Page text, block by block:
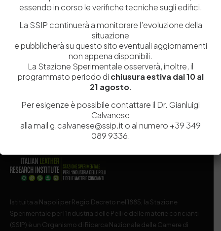
Salva il mio nome, email e sito web in questo browser per la
prossima volta che commento.
Post Comment
Istituita a Napoli per Regio Decreto nel 1885, la Stazione
Sperimentale per l’Industria delle Pelli e delle materie concianti
(SSIP) è un Organismo di Ricerca Nazionale delle Camere di
essendo in corso le verifiche tecniche sugli edifici.
La SSIP continuerà a monitorare l’evoluzione della
situazione
e pubblicherà su questo sito eventuali aggiornamenti
non appena disponibili.
La Stazione Sperimentale osserverà, inoltre, il
programmato periodo di chiusura estiva dal 10 al
21 agosto.
Per esigenze è possibile contattare il Dr. Gianluigi
Calvanese
alla mail g.calvanese@ssip.it o al numero +39 349
089 9336.